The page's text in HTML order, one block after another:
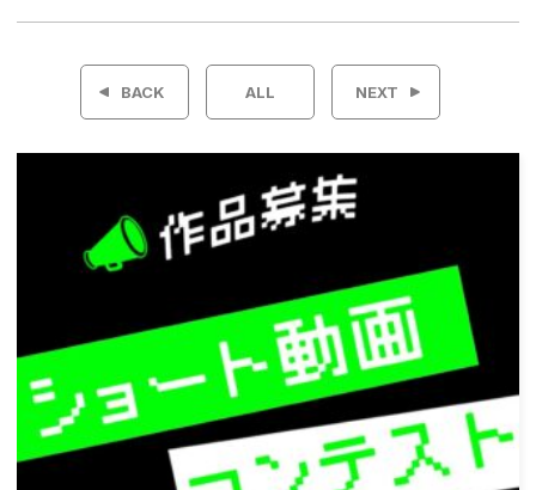
投
ョ
ン
BACK ALL NEXT